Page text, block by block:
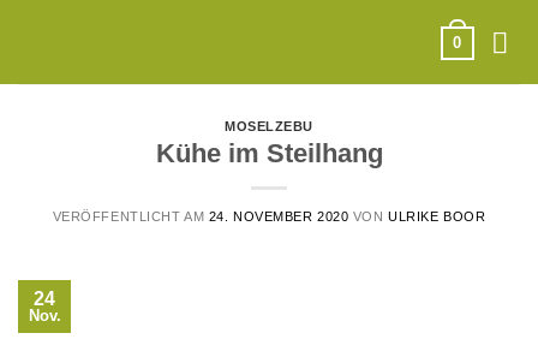
0
MOSELZEBU
Kühe im Steilhang
VERÖFFENTLICHT AM 24. NOVEMBER 2020 VONULRIKE BOOR
24
Nov.